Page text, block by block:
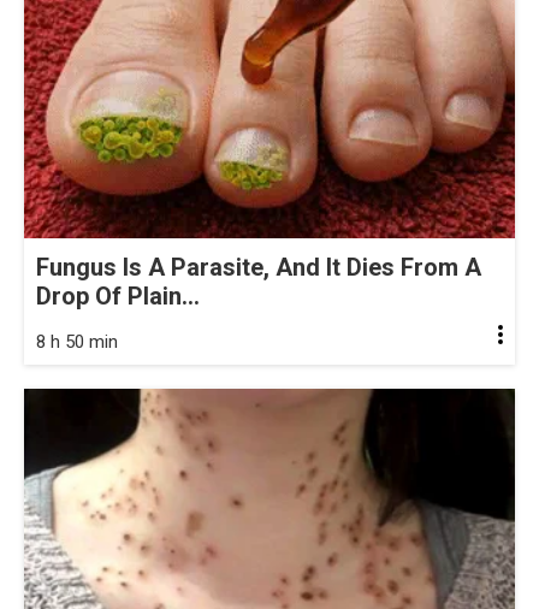
Fungus Is A Parasite, And It Dies From A
Drop Of Plain...
8 h 50 min